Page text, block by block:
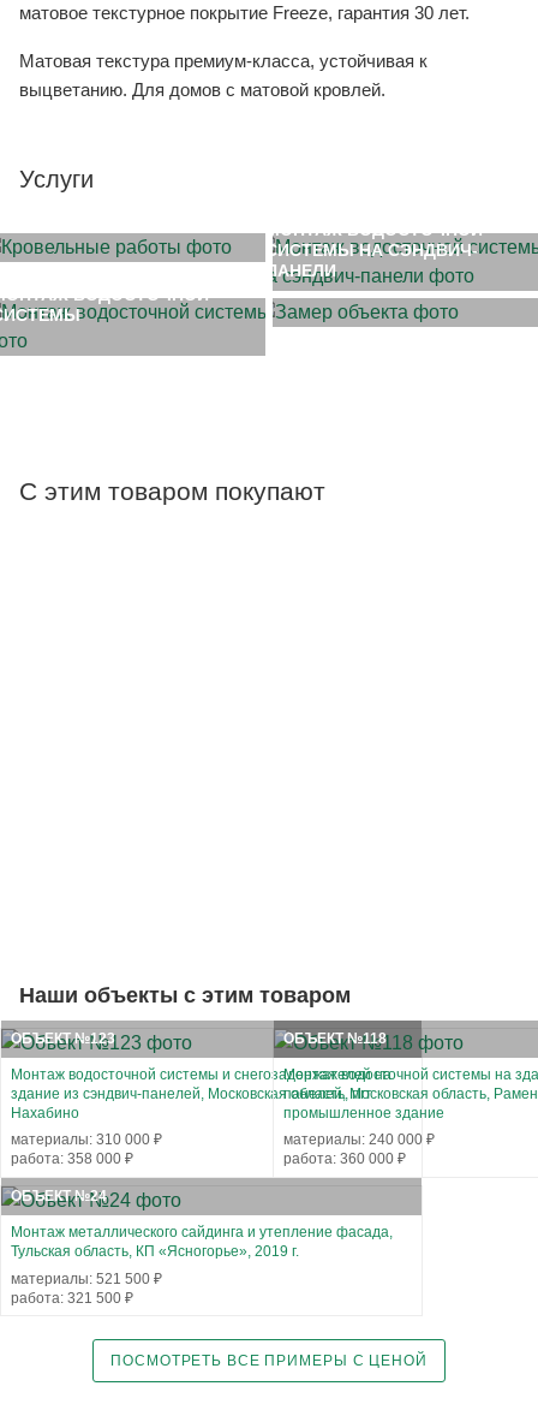
матовое текстурное покрытие Freeze, гарантия 30 лет.
Матовая текстура премиум-класса, устойчивая к
выцветанию. Для домов с матовой кровлей.
Услуги
МОНТАЖ ВОДОСТОЧНОЙ
СИСТЕМЫ НА СЭНДВИЧ-
ПАНЕЛИ
ВОДОСТОЧНОЙ
ЗАМЕР ОБЪЕКТА
С этим товаром покупают
Наши объекты с этим товаром
ОБЪЕКТ №123
Монтаж водосточной системы и снегозадержателей на
здание из сэндвич-панелей, Московская область, пгт
Нахабино
материалы: 310 000 ₽
работа: 358 000 ₽
ОБЪЕКТ №118
Монтаж водосточной системы на
панелей, Московская область,
промышленное здание
материалы: 240 000 ₽
работа: 360 000 ₽
ОБЪЕКТ №24
Монтаж металлического сайдинга и утепление фасада,
Тульская область, КП «Ясногорье», 2019 г.
материалы: 521 500 ₽
работа: 321 500 ₽
ПОСМОТРЕТЬ ВСЕ ПРИМЕРЫ С ЦЕНОЙ